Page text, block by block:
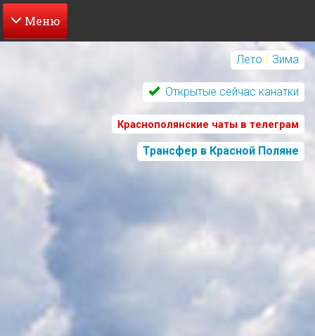
Перейти
Лето / Зима
Открытые сейчас канатки
Краснополянские чаты в телеграм
Трансфер в Красной Поляне